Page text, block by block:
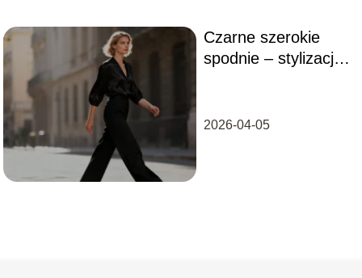
Czarne szerokie
spodnie – stylizacje
2026-04-05